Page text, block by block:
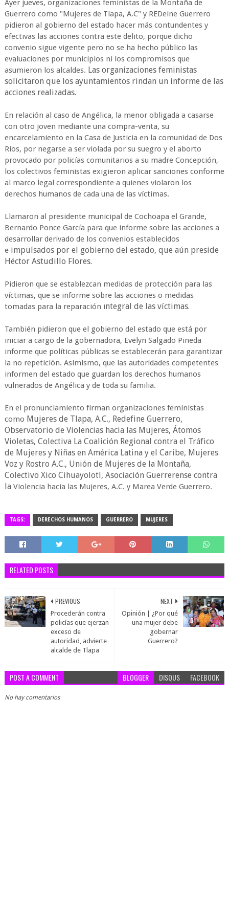
Ayer jueves, organizaciones feministas de la Montaña de
Guerrero como "Mujeres de Tlapa, A.C" y REDeine Guerrero
pidieron al gobierno del estado hacer más contundentes y
efectivas las acciones contra este delito, porque dicho
convenio sigue vigente pero no se ha hecho público las
evaluaciones por municipios ni los compromisos que
asumieron los alcaldes. Las organizaciones feministas
solicitaron que los ayuntamientos rindan un informe de las
acciones realizadas.
En relación al caso de Angélica, la menor obligada a casarse
con otro joven mediante una compra-venta, su
encarcelamiento en la Casa de Justicia en la comunidad de Dos
Ríos, por negarse a ser violada por su suegro y el aborto
provocado por policías comunitarios a su madre Concepción,
los colectivos feministas exigieron aplicar sanciones conforme
al marco legal correspondiente a quienes violaron los
derechos humanos de cada una de las víctimas.
Llamaron al presidente municipal de Cochoapa el Grande,
Bernardo Ponce García para que informe sobre las acciones a
desarrollar derivado de los convenios establecidos
e impulsados por el gobierno del estado, que aún preside
Héctor Astudillo Flores.
Pidieron que se establezcan medidas de protección para las
víctimas, que se informe sobre las acciones o medidas
tomadas para la reparación integral de las víctimas.
También pidieron que el gobierno del estado que está por
iniciar a cargo de la gobernadora, Evelyn Salgado Pineda
informe que políticas públicas se establecerán para garantizar
la no repetición. Asimismo, que las autoridades competentes
informen del estado que guardan los derechos humanos
vulnerados de Angélica y de toda su familia.
En el pronunciamiento firman organizaciones feministas
como Mujeres de Tlapa, A.C., Redefine Guerrero,
Observatorio de Violencias hacia las Mujeres, Átomos
Violetas, Colectiva La Coalición Regional contra el Tráfico
de Mujeres y Niñas en América Latina y el Caribe, Mujeres
Voz y Rostro A.C., Unión de Mujeres de la Montaña,
Colectivo Xico Cihuayolotl, Asociación Guerrerense contra
la Violencia hacia las Mujeres, A.C. y Marea Verde Guerrero.
TAGS: DERECHOS HUMANOS GUERRERO MUJERES
RELATED POSTS
NEXT
Opinión | ¿Por qué
una mujer debe
gobernar
Guerrero?
PREVIOUS
Procederán contra
policías que ejerzan
exceso de
autoridad, advierte
alcalde de Tlapa
POST A COMMENT BLOGGER DISQUS FACEBOOK
No hay comentarios